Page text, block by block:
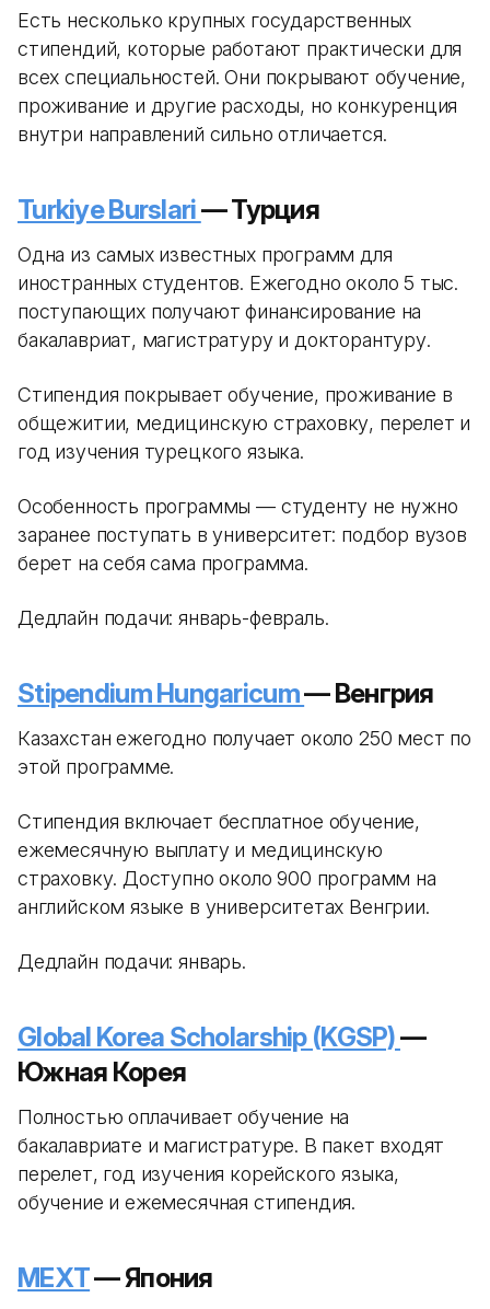
Есть несколько крупных государственных
стипендий, которые работают практически для
всех специальностей. Они покрывают обучение,
проживание и другие расходы, но конкуренция
внутри направлений сильно отличается.
Turkiye Burslari— Турция
Одна из самых известных программ для
иностранных студентов. Ежегодно около 5 тыс.
поступающих получают финансирование на
бакалавриат, магистратуру и докторантуру.
Стипендия покрывает обучение, проживание в
общежитии, медицинскую страховку, перелет и
год изучения турецкого языка.
Особенность программы — студенту не нужно
заранее поступать в университет: подбор вузов
берет на себя сама программа.
Дедлайн подачи: январь-февраль.
Stipendium Hungaricum— Венгрия
Казахстан ежегодно получает около 250 мест по
этой программе.
Стипендия включает бесплатное обучение,
ежемесячную выплату и медицинскую
страховку. Доступно около 900 программ на
английском языке в университетах Венгрии.
Дедлайн подачи: январь.
Global Korea Scholarship (KGSP)—
Южная Корея
Полностью оплачивает обучение на
бакалавриате и магистратуре. В пакет входят
перелет, год изучения корейского языка,
обучение и ежемесячная стипендия.
MEXT— Япония